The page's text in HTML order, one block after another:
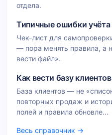
отдела.
Типичные ошибки учёта
Чек-лист для
— пора менять правила, а
вести файл».
Как вести базу
База клиентов — не
повторных продаж и
полей и правила обновле...
Весь справочник →